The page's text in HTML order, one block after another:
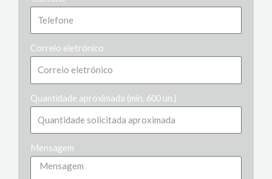
Correio eletrónico
Quantidade aproximada (mín. 600 un.)
Mensagem